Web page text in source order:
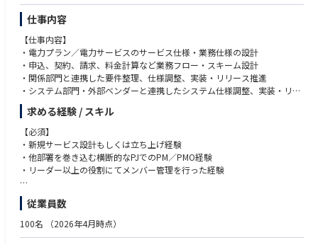
ど幅広いキャリア形成を目指していただきます。
入社後は、グループ経営計画、経営管理、ガバナンスに関する業務を通じ
て専門性を高めていただきます。
その後は、ご本人の希望や適性に応じて、本体の経営企画・事業企画部
門、各事業部門の企画・管理部門、グループ会社への出向など、多様なキ
ャリアパスを描くことが可能です。
グループ経営全体を俯瞰する経験を活かし、将来的には経営企画・事業企
画をリードする人材としての活躍を期待しています。
■働く環境
配属先は、グループ経営を担う少数精鋭の組織です。
グループ会社や社内のさまざまな部門と連携しながら業務を進めるため、
経営・財務・企画など多様な知見を持つメンバーと協働し、幅広い視点を
身につけることができます。
また、フレックスタイム制度や在宅勤務制度を活用しており、業務状況に
応じて柔軟な働き方が可能です。
仕事内容
【仕事内容】
・電力プラン／電力サービスのサービス仕様・業務仕様の設計
・申込、契約、請求、料金計算など業務フロー・スキーム設計
・関係部門と連携した要件整理、仕様調整、実装・リリース推進
・システム部門・外部ベンダーと連携したシステム仕様調整、実装・リリ
ース推進
・新たなプランやパートナー追加時の実装スキーム設計
※現状は実装・立ち上げフェーズが中心。今後は改善・高度化にも段階的
に関与
【ポジションの魅力】
・会社として注力する事業の中核を担う実感
・インフラ×事業推進の専門性を高められる
【ミッション】
求める経験 / スキル
【必須】
・新規サービス設計もしくは立ち上げ経験
・他部署を巻き込む横断的なPJでのPM／PMO経験
・リーダー以上の役割にてメンバー管理を行った経験
・PPT／Excelでの論点整理・資料作成能力およびプレゼンテーションスキ
ル従業員数
100名 （2026年4月時点）